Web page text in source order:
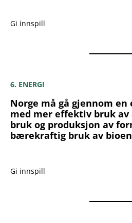
Gi innspill
6. ENERGI
Norge må gå gjennom
med mer effektiv bruk
bruk og produksjon av
bærekraftig bruk av
Gi innspill